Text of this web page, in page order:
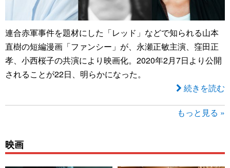
連合赤軍事件を題材にした「レッド」などで知られる山本
直樹の短編漫画「ファンシー」が、永瀬正敏主演、窪田正
孝、小西桜子の共演により映画化。2020年2月7日より公開
されることが22日、明らかになった。
続きを読む
もっと見る »
映画